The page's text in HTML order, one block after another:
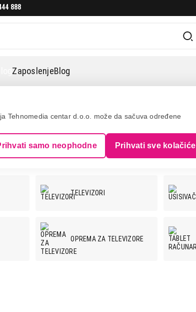
Tehnomedia centar d.o.o. može da sačuva određene
samo neophodne Prihvati sve kolačiće
888
ZaposlenjeBlog
TELEVIZORI
OPREMA ZA TELEVIZORE